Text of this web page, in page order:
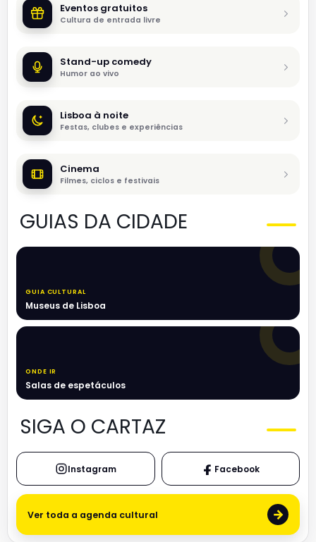
Eventos gratuitos
Cultura de entrada livre
Stand-up comedy
Humor ao vivo
Lisboa à noite
Festas, clubes e experiências
Cinema
Filmes, ciclos e festivais
GUIAS DA CIDADE
GUIA CULTURAL
Museus de Lisboa
ONDE IR
Salas de espetáculos
SIGA O CARTAZ
Instagram Facebook
Ver toda a agenda cultural →